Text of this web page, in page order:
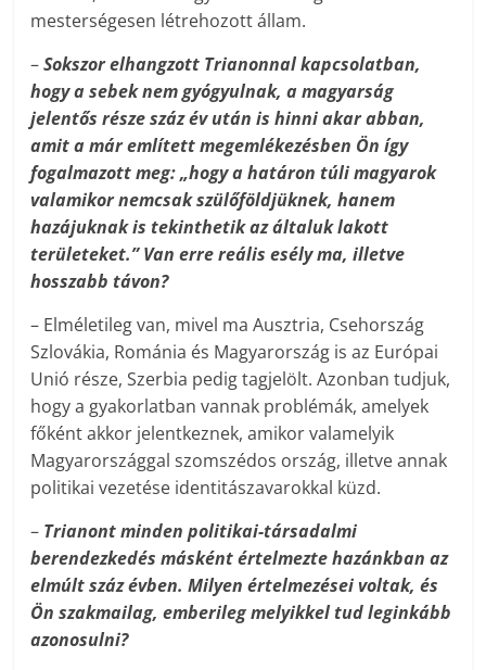
mesterségesen létrehozott állam.
–Sokszor elhangzott Trianonnal kapcsolatban,
hogy a sebek nem gyógyulnak, a magyarság
jelentős része száz év után is hinni akar abban,
amit a már említett megemlékezésben Ön így
fogalmazott meg: „hogy a határon túli magyarok
valamikor nemcsak szülőföldjüknek, hanem
hazájuknak is tekinthetik az általuk lakott
területeket.” Van erre reális esély ma, illetve
hosszabb távon?
– Elméletileg van, mivel ma Ausztria, Csehország
Szlovákia, Románia és Magyarország is az Európai
Unió része, Szerbia pedig tagjelölt. Azonban tudjuk,
hogy a gyakorlatban vannak problémák, amelyek
főként akkor jelentkeznek, amikor valamelyik
Magyarországgal szomszédos ország, illetve annak
politikai vezetése identitászavarokkal küzd.
– Trianont minden politikai-társadalmi
berendezkedés másként értelmezte hazánkban az
elmúlt száz évben. Milyen értelmezései voltak, és
Ön szakmailag, emberileg melyikkel tud leginkább
azonosulni?